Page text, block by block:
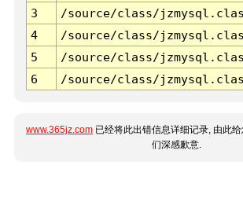
3 /source/class/
4
/source/class/
5
/source/class/
6
/source/class/
www.365jz.com 已经将此出错信息详细记录, 由此
们深感歉意.